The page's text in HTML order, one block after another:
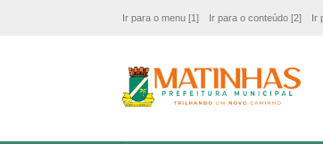
Ir para o menu [1] Ir para o conteúdo [2] Ir